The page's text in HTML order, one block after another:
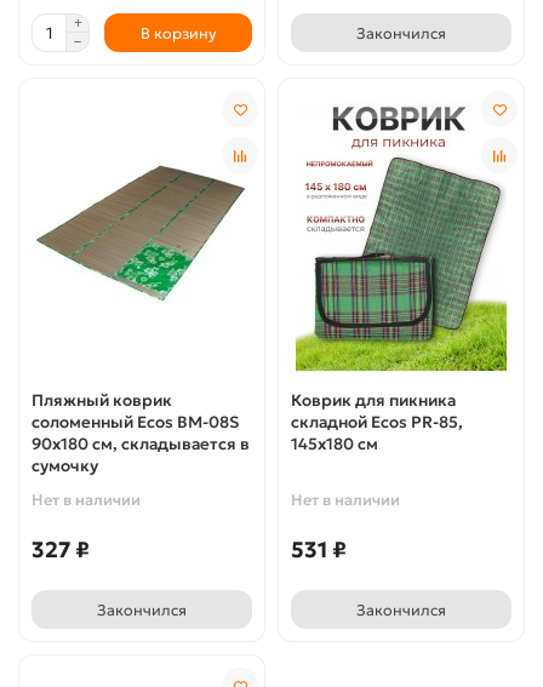
В корзину Закончился
Пляжный коврик
соломенный Ecos BM-08S
90х180 см, складывается в
сумочку
Нет в наличии
327 ₽
Закончился
Коврик для пикника
складной Ecos PR-85,
145x180 см
Нет в наличии
531 ₽
Закончился